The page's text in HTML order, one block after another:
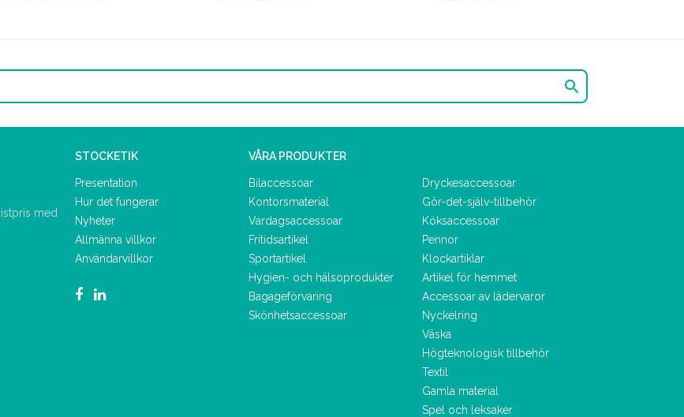

med
STOCKETIK
Presentation
Hur det fungerar
Nyheter
Allmänna villkor
Användarvillkor
VÅRA PRODUKTER
Bilaccessoar
Kontorsmaterial
Vardagsaccessoar
Fritidsartikel
Sportartikel
Hygien- och hälsoprodukter
Bagageförvaring
Skönhetsaccessoar
Dryckesaccessoar
Gör-det-själv-tillbehör
Köksaccessoar
Pennor
Klockartiklar
Artikel för hemmet
Accessoar av lädervaror
Nyckelring
Väska
Högteknologisk tillbehör
Textil
Gamla material
Spel och leksaker